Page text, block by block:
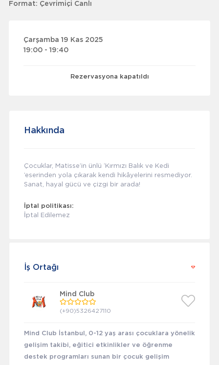
Format: Çevrimiçi Canlı
Çarşamba 19 Kas 2025
19:00 - 19:40
Rezervasyona kapatıldı
Hakkında
Çocuklar, Matisse’in ünlü ‘Kırmızı Balık ve Kedi
’eserinden yola çıkarak kendi hikâyelerini resmediyor.
Sanat, hayal gücü ve çizgi bir arada!
İptal politikası:
İptal Edilemez
İş Ortağı
Mind Club
(+90)5326427110
Mind Club İstanbul, 0-12 yaş arası çocuklara yönelik
gelişim takibi, eğitici etkinlikler ve öğrenme
destek programları sunan bir çocuk gelişim